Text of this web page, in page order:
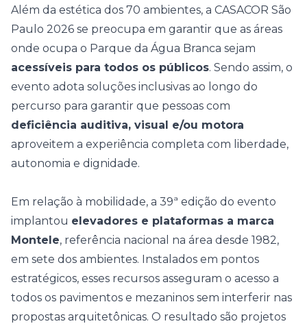
Além da estética dos 70 ambientes, a CASACOR São
Paulo 2026 se preocupa em garantir que as áreas
onde ocupa o Parque da Água Branca sejam
acessíveis para todos os públicos. Sendo assim, o
evento adota soluções inclusivas ao longo do
percurso para garantir que pessoas com
deficiência auditiva, visual e/ou motora
aproveitem a experiência completa com liberdade,
autonomia e dignidade.
Em relação à mobilidade, a 39ª edição do evento
implantou elevadores e plataformas a marca
Montele, referência nacional na área desde 1982,
em sete dos ambientes. Instalados em pontos
estratégicos, esses recursos asseguram o acesso a
todos os pavimentos e mezaninos sem interferir nas
propostas arquitetônicas. O resultado são projetos